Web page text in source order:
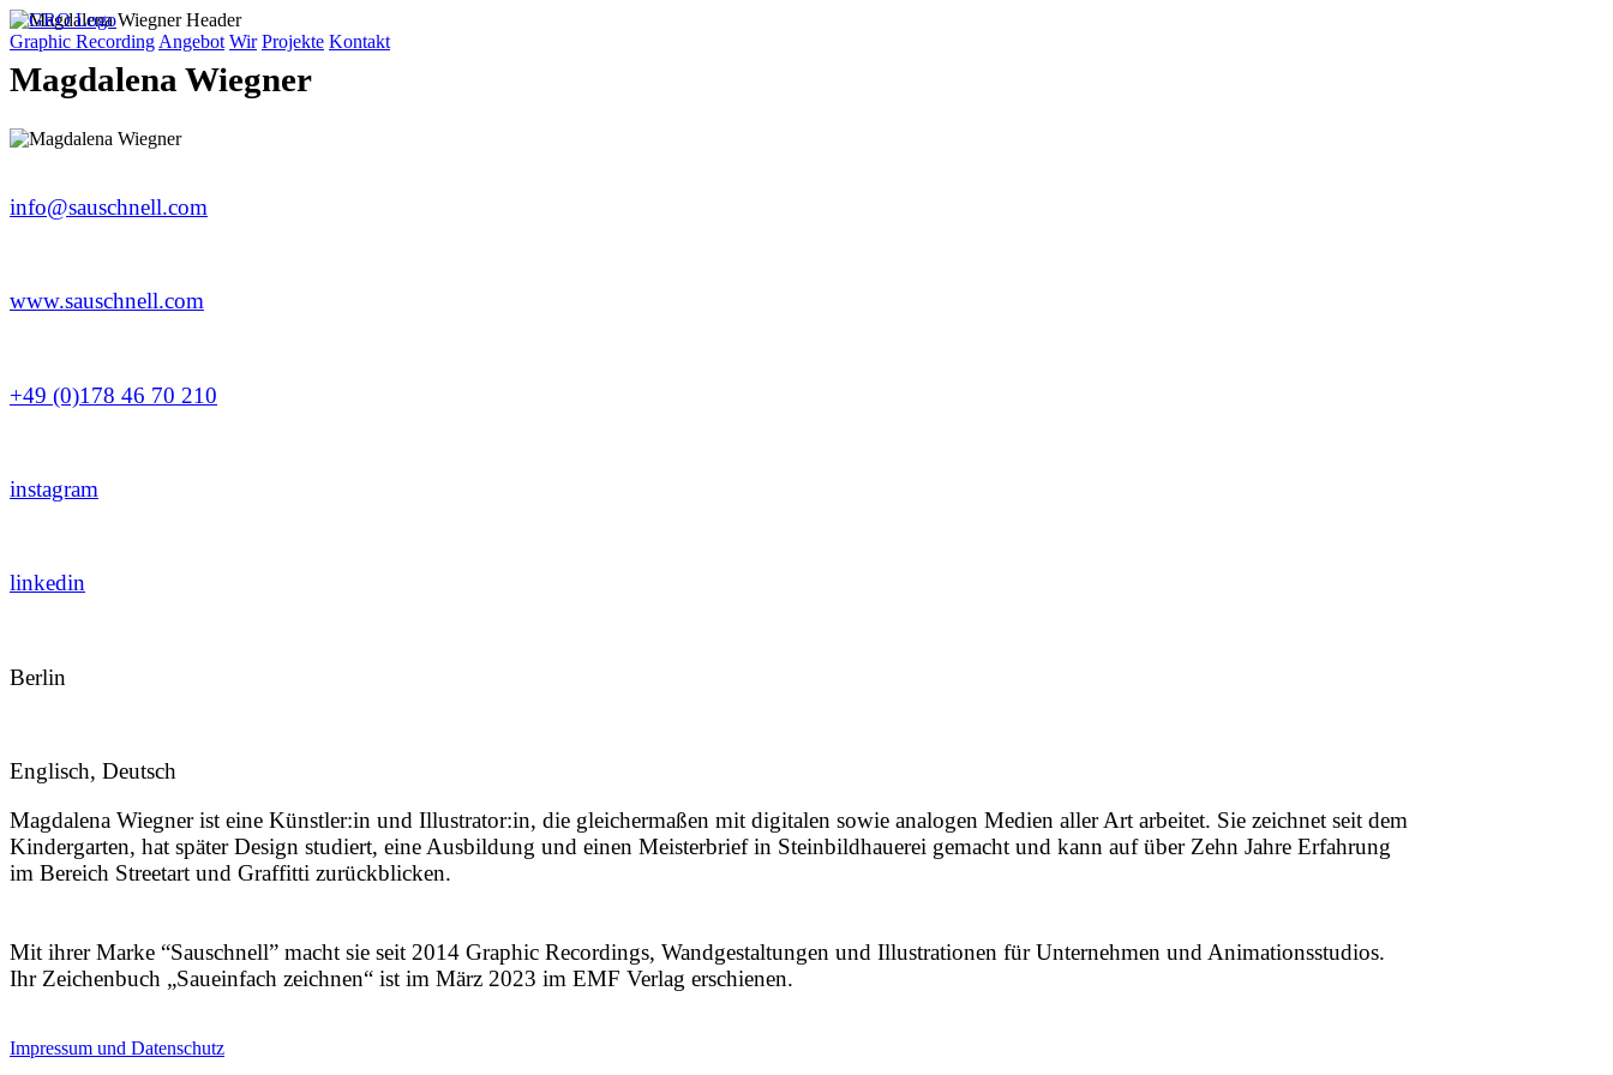
Graphic Recording Angebot Wir Projekte Kontakt
Magdalena Wiegner
info@sauschnell.com
www.sauschnell.com
+49 (0)178 46 70 210
instagram
linkedin
Berlin
Englisch, Deutsch
Magdalena Wiegner ist eine Künstler:in und Illustrator:in, die gleichermaßen mit digitalen sowie analogen Medien aller Art arbeitet. Sie zeichnet seit dem
Kindergarten, hat später Design studiert, eine Ausbildung und einen Meisterbrief in Steinbildhauerei gemacht und kann auf über Zehn Jahre Erfahrung
im Bereich Streetart und Graffitti zurückblicken.
Mit ihrer Marke “Sauschnell” macht sie seit 2014 Graphic Recordings, Wandgestaltungen und Illustrationen für Unternehmen und Animationsstudios.
Ihr Zeichenbuch „Saueinfach zeichnen“ ist im März 2023 im EMF Verlag erschienen.
Impressum und Datenschutz